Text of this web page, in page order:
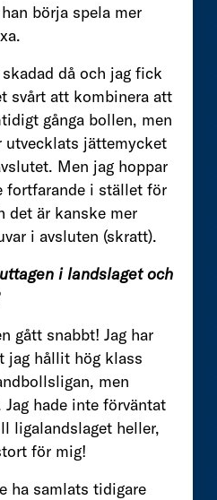
börja spela mer
skadad då och jag fick
svårt att kombinera att
gånga bollen, men
utvecklats jättemycket
Men jag hoppar
fortfarande i stället för
det är kanske mer
i avsluten (skratt).
i landslaget och
gått snabbt! Jag har
jag hållit hög klass
men
hade inte förväntat
ligalandslaget heller,
för mig!
ha samlats tidigare